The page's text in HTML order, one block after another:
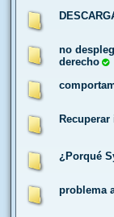
no
derecho
¿Porqué
problema